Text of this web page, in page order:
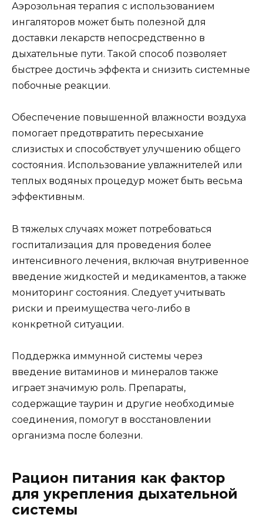
Аэрозольная терапия с использованием
ингаляторов может быть полезной для
доставки лекарств непосредственно в
дыхательные пути. Такой способ позволяет
быстрее достичь эффекта и снизить системные
побочные реакции.
Обеспечение повышенной влажности воздуха
помогает предотвратить пересыхание
слизистых и способствует улучшению общего
состояния. Использование увлажнителей или
теплых водяных процедур может быть весьма
эффективным.
В тяжелых случаях может потребоваться
госпитализация для проведения более
интенсивного лечения, включая внутривенное
введение жидкостей и медикаментов, а также
мониторинг состояния. Следует учитывать
риски и преимущества чего-либо в
конкретной ситуации.
Поддержка иммунной системы через
введение витаминов и минералов также
играет значимую роль. Препараты,
содержащие таурин и другие необходимые
соединения, помогут в восстановлении
организма после болезни.
Рацион питания как фактор
для укрепления дыхательной
системы